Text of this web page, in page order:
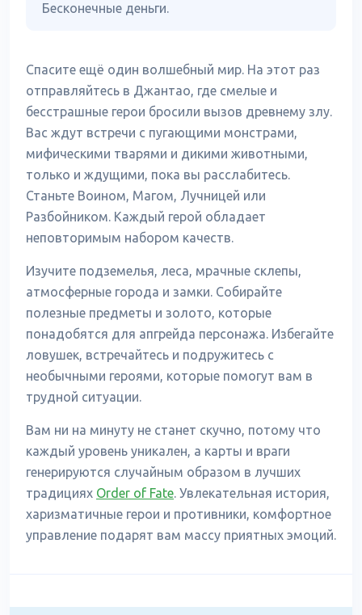
Бесконечные деньги.
Спасите ещё один волшебный мир. На этот раз
отправляйтесь в Джантао, где смелые и
бесстрашные герои бросили вызов древнему злу.
Вас ждут встречи с пугающими монстрами,
мифическими тварями и дикими животными,
только и ждущими, пока вы расслабитесь.
Станьте Воином, Магом, Лучницей или
Разбойником. Каждый герой обладает
неповторимым набором качеств.
Изучите подземелья, леса, мрачные склепы,
атмосферные города и замки. Собирайте
полезные предметы и золото, которые
понадобятся для апгрейда персонажа. Избегайте
ловушек, встречайтесь и подружитесь с
необычными героями, которые помогут вам в
трудной ситуации.
Вам ни на минуту не станет скучно, потому что
каждый уровень уникален, а карты и враги
генерируются случайным образом в лучших
традициях Order of Fate. Увлекательная история,
харизматичные герои и противники, комфортное
управление подарят вам массу приятных эмоций.